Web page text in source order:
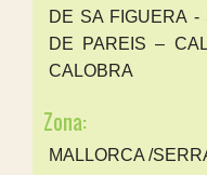
DE SA FIGUERA -
DE PAREIS –
CALOBRA
Zona:
MALLORCA /